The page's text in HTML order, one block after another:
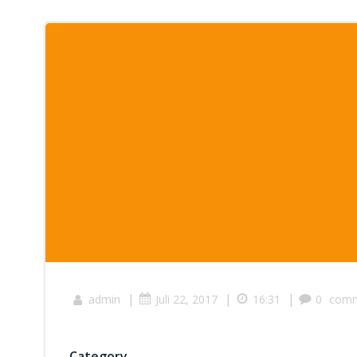
admin | Juli 22, 2017 | 16:31 | 0